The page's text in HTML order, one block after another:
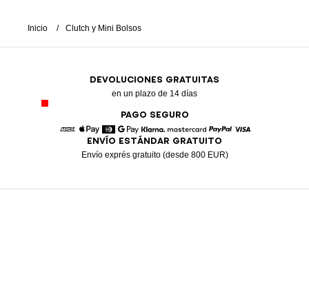
Inicio Clutch y Mini Bolsos
DEVOLUCIONES GRATUITAS
en un plazo de 14 días
PAGO SEGURO
American Express
Apple Pay
DinersGoogle Pay
Klarna MastercardPaypal
ENVÍO ESTÁNDAR GRATUITO
Envío exprés gratuito (desde 800 EUR)